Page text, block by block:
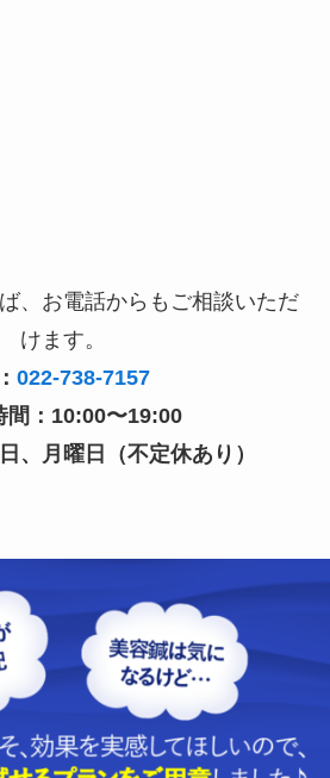
、お電話からもご相談いただ
けます。
022-738-7157
間：10:00〜19:00
、月曜日（不定休あり）